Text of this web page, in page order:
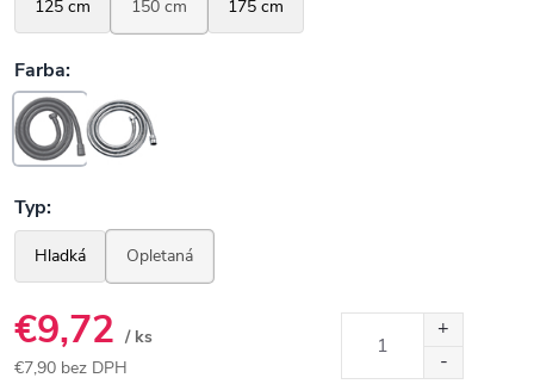
€9,72 / ks
€7,90 bez DPH